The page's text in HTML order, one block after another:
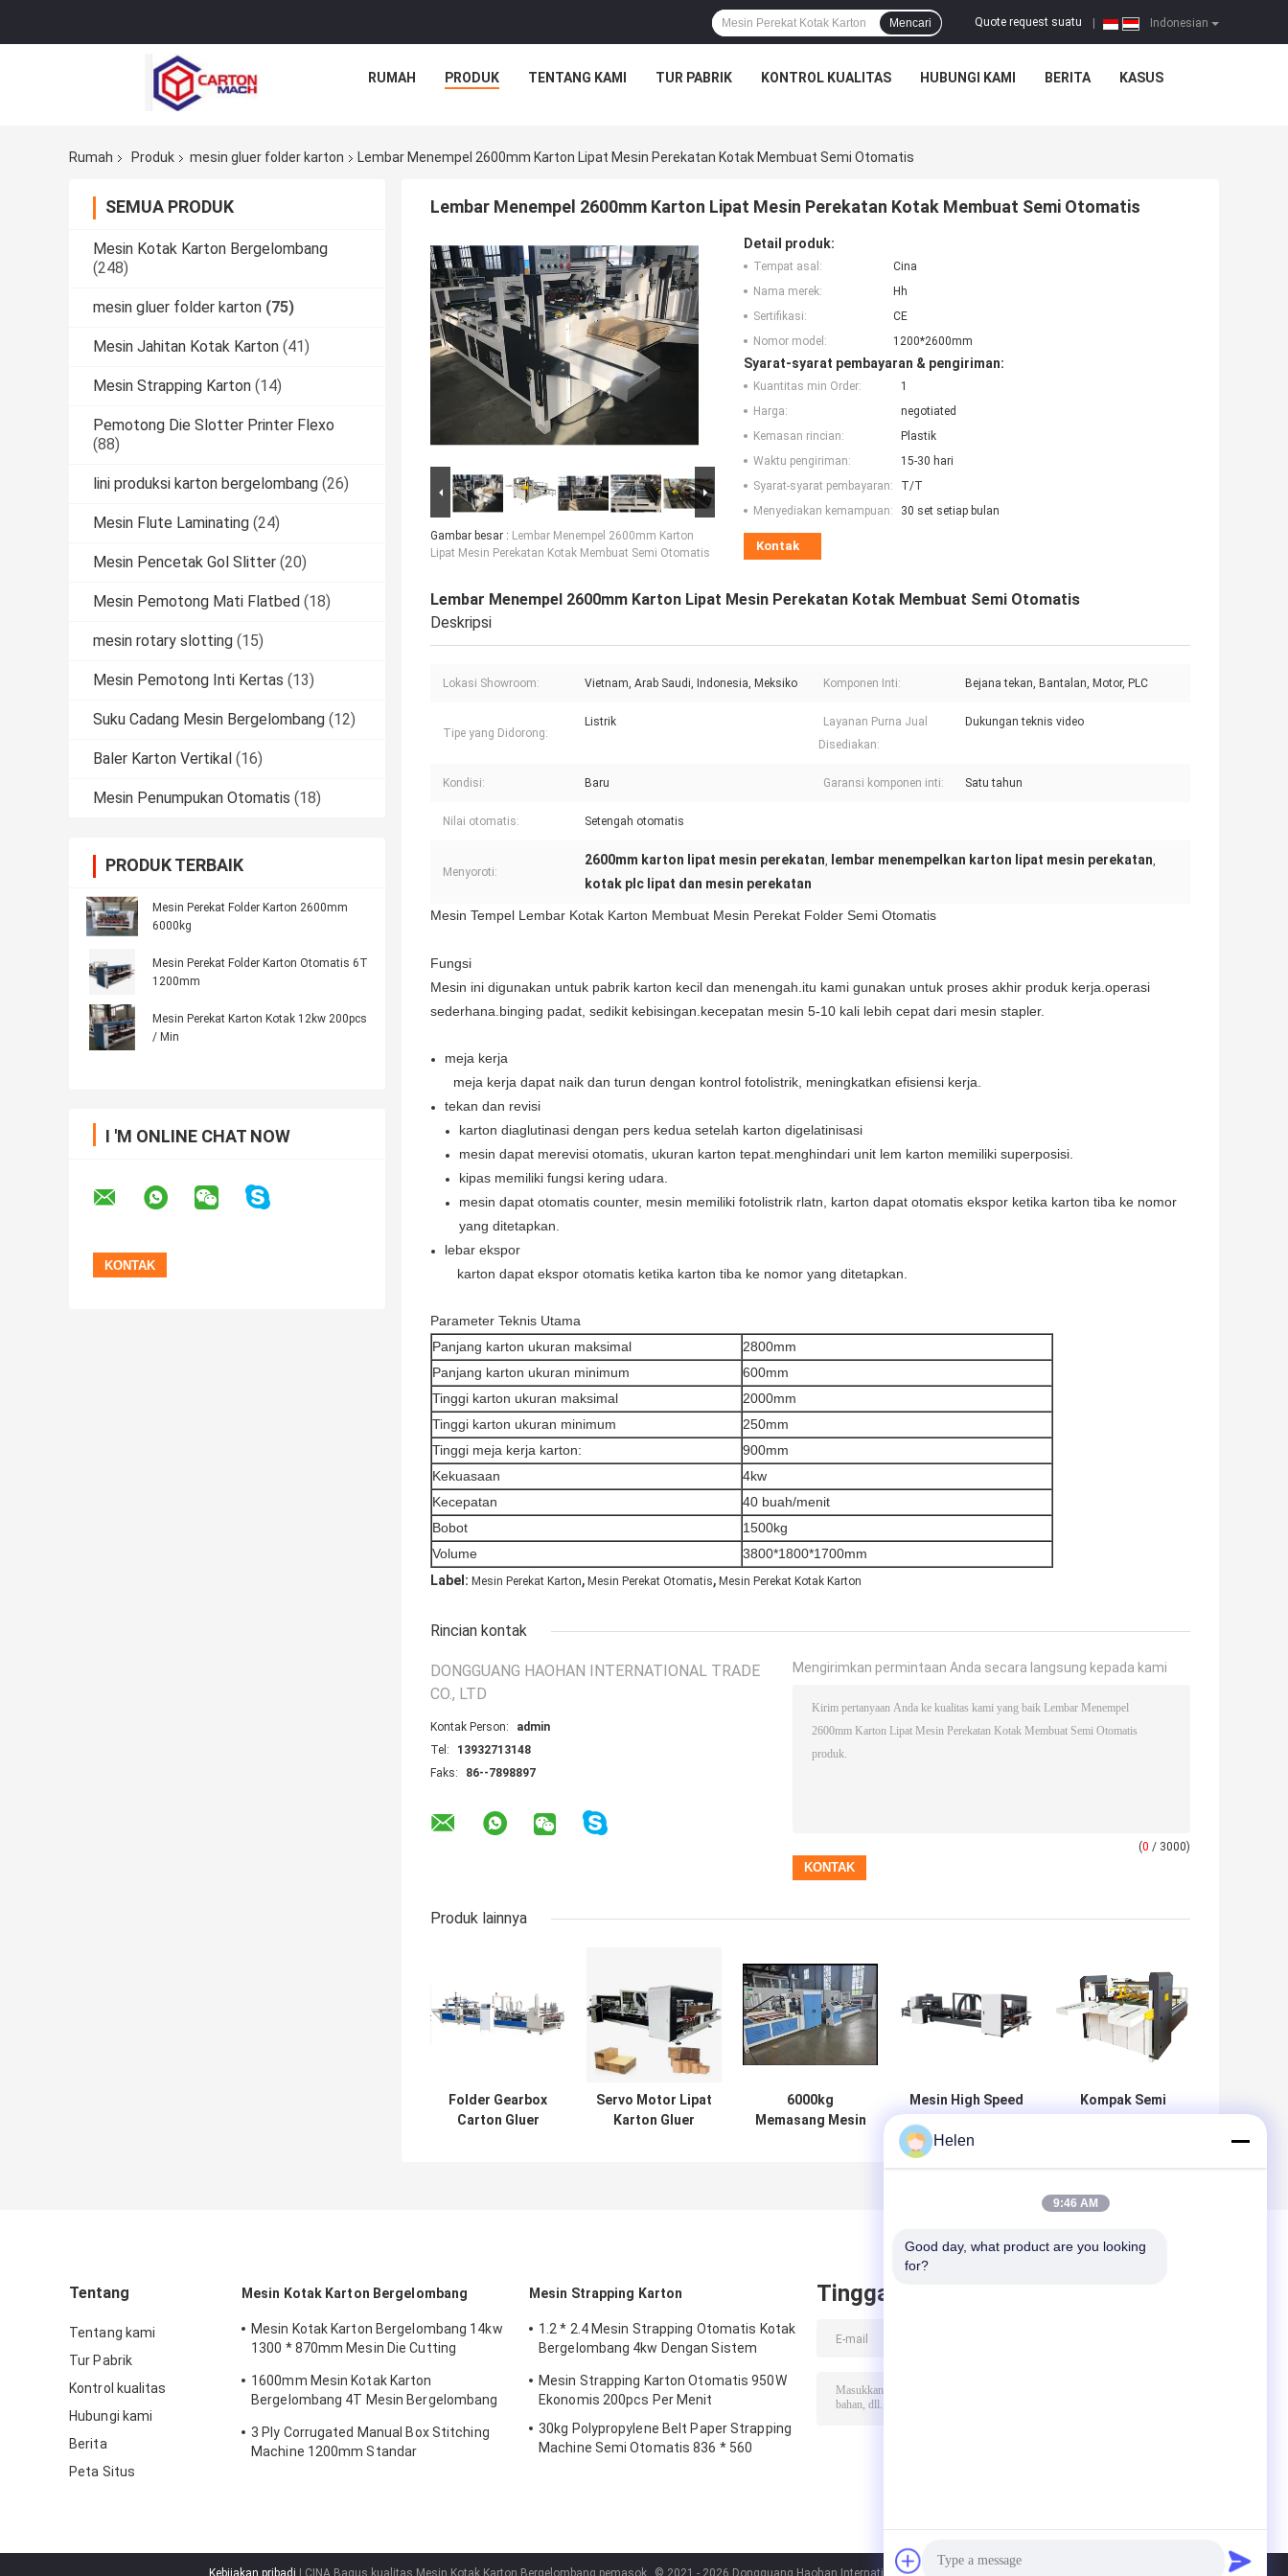
Indonesian
Quote request suatu
Mencari
RUMAH PRODUK TENTANG KAMI TUR PABRIK KONTROL KUALITAS HUBUNGI KAMI BERITA KASUS
Rumah Produk mesin gluer folder karton Lembar Menempel 2600mm Karton Lipat Mesin Perekatan Kotak Membuat Semi Otomatis
SEMUA PRODUK
Mesin Kotak Karton Bergelombang
(248)
mesin gluer folder karton (75)
Mesin Jahitan Kotak Karton (41)
Mesin Strapping Karton (14)
Pemotong Die Slotter Printer Flexo
(88)
lini produksi karton bergelombang (26)
Mesin Flute Laminating (24)
Mesin Pencetak Gol Slitter (20)
Mesin Pemotong Mati Flatbed (18)
mesin rotary slotting (15)
Mesin Pemotong Inti Kertas (13)
Suku Cadang Mesin Bergelombang (12)
Baler Karton Vertikal (16)
Mesin Penumpukan Otomatis (18)
PRODUK TERBAIK
Mesin Perekat Folder Karton 2600mm
6000kg
Mesin Perekat Folder Karton Otomatis 6T
1200mm
Mesin Perekat Karton Kotak 12kw 200pcs
/ Min
I 'M ONLINE CHAT NOW
Lembar Menempel 2600mm Karton Lipat Mesin Perekatan Kotak Membuat Semi Otomatis
Gambar besar : Lembar Menempel 2600mm Karton
Lipat Mesin Perekatan Kotak Membuat Semi Otomatis
Detail produk:
Tempat asal:
Cina
Nama merek:
Hh
Sertifikasi:
CE
Nomor model:
1200*2600mm
Syarat-syarat pembayaran & pengiriman:
Kuantitas min Order:
1
Harga:
negotiated
Kemasan rincian:
Plastik
Waktu pengiriman:
15-30 hari
Syarat-syarat pembayaran:
T/T
Menyediakan kemampuan:
30 set setiap bulan
Kontak
Lembar Menempel 2600mm Karton Lipat Mesin Perekatan Kotak Membuat Semi Otomatis
Deskripsi
Lokasi Showroom: Vietnam, Arab Saudi, Indonesia, Meksiko Komponen Inti: Bejana tekan, Bantalan, Motor, PLC
Tipe yang Didorong:
Listrik
Layanan Purna Jual
Disediakan:
Dukungan teknis video
Kondisi: Baru Garansi komponen inti: Satu tahun
Nilai otomatis: Setengah otomatis
Menyoroti:
2600mm karton lipat mesin perekatan, lembar menempelkan karton lipat mesin perekatan,
kotak plc lipat dan mesin perekatan
Mesin Tempel Lembar Kotak Karton Membuat Mesin Perekat Folder Semi Otomatis
Fungsi
Mesin ini digunakan untuk pabrik karton kecil dan menengah.itu kami gunakan untuk proses akhir produk kerja.operasi
sederhana.binging padat, sedikit kebisingan.kecepatan mesin 5-10 kali lebih cepat dari mesin stapler.
meja kerja
meja kerja dapat naik dan turun dengan kontrol fotolistrik, meningkatkan efisiensi kerja.
tekan dan revisi
karton diaglutinasi dengan pers kedua setelah karton digelatinisasi
mesin dapat merevisi otomatis, ukuran karton tepat.menghindari unit lem karton memiliki superposisi.
kipas memiliki fungsi kering udara.
mesin dapat otomatis counter, mesin memiliki fotolistrik rlatn, karton dapat otomatis ekspor ketika karton tiba ke nomor
yang ditetapkan.
lebar ekspor
karton dapat ekspor otomatis ketika karton tiba ke nomor yang ditetapkan.
Parameter Teknis Utama
Panjang karton ukuran maksimal
2800mm
Panjang karton ukuran minimum
600mm
Tinggi karton ukuran maksimal
2000mm
Tinggi karton ukuran minimum
250mm
Tinggi meja kerja karton:
900mm
Kekuasaan
4kw
Kecepatan
40 buah/menit
Bobot
1500kg
Volume
3800*1800*1700mm
Label: Mesin Perekat Karton, Mesin Perekat Otomatis, Mesin Perekat Kotak Karton
Rincian kontak
DONGGUANG HAOHAN INTERNATIONAL TRADE
CO., LTD
Kontak Person:
admin
Tel:
13932713148
Faks:
86--7898897
Mengirimkan permintaan Anda secara langsung kepada kami
(0 / 3000)
Produk lainnya
Folder Gearbox
Carton Gluer
Servo Motor Lipat
Karton Gluer
6000kg
Memasang Mesin
Mesin High Speed
Gluer Folder
Stainless Steel
Kompak Semi
Tentang
Tentang kami
Tur Pabrik
Kontrol kualitas
Hubungi kami
Berita
Peta Situs
Mesin Kotak Karton Bergelombang
Mesin Kotak Karton Bergelombang 14kw
1300 * 870mm Mesin Die Cutting
1600mm Mesin Kotak Karton
Bergelombang 4T Mesin Bergelombang
3 Ply Corrugated Manual Box Stitching
Machine 1200mm Standar
Mesin Strapping Karton
1.2 * 2.4 Mesin Strapping Otomatis Kotak
Bergelombang 4kw Dengan Sistem
Mesin Strapping Karton Otomatis 950W
Ekonomis 200pcs Per Menit
30kg Polypropylene Belt Paper Strapping
Machine Semi Otomatis 836 * 560
Tinggalkan pesan
Helen
9:46 AM
Good day, what product are you looking
for?